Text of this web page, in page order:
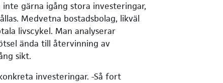
gärna igång stora investeringar,
Medvetna bostadsbolag, likväl
livscykel. Man analyserar
ända till återvinning av
sikt.
investeringar. -Så fort